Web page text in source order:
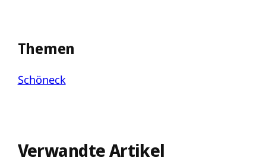
Themen
Schöneck
Verwandte Artikel